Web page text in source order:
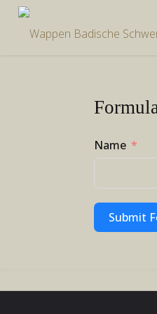
Zum
springen
Name
Submit